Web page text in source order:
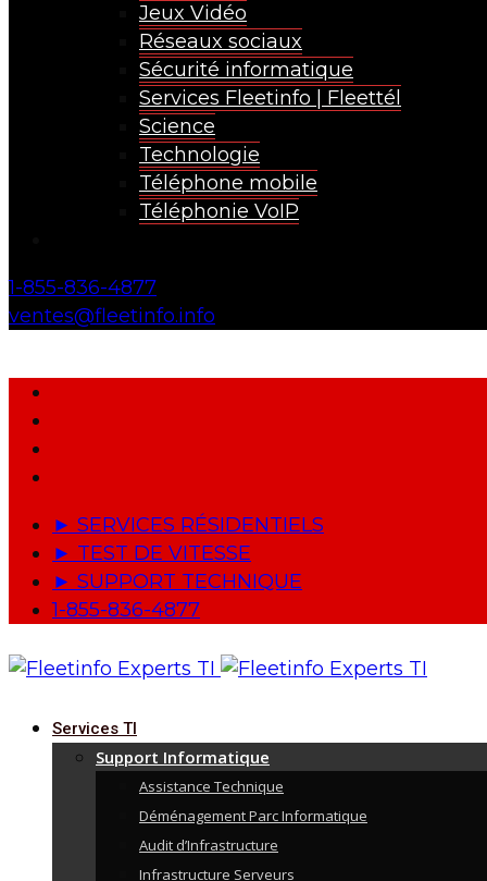
Jeux Vidéo
Réseaux sociaux
Sécurité informatique
Services Fleetinfo | Fleettél
Science
Technologie
Téléphone mobile
Téléphonie VoIP
1-855-836-4877
ventes@fleetinfo.info
► SERVICES RÉSIDENTIELS
► TEST DE VITESSE
► SUPPORT TECHNIQUE
1-855-836-4877
Services TI
Support Informatique
Assistance Technique
Déménagement Parc Informatique
Audit d’Infrastructure
Infrastructure Serveurs